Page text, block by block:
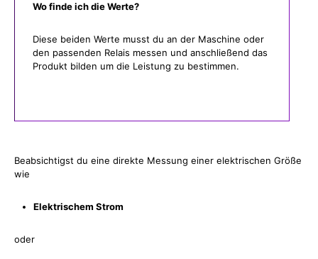
Wo finde ich die Werte?
Diese beiden Werte musst du an der Maschine oder
den passenden Relais messen und anschließend das
Produkt bilden um die Leistung zu bestimmen.
Beabsichtigst du eine direkte Messung einer elektrischen Größe
wie
Elektrischem Strom
oder